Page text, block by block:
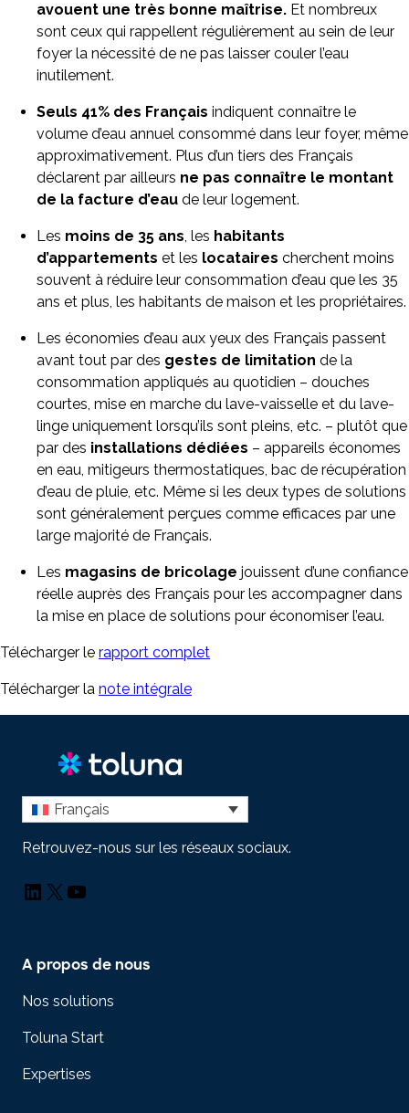
avouent une très bonne maîtrise. Et nombreux
sont ceux qui rappellent régulièrement au sein de leur
foyer la nécessité de ne pas laisser couler l’eau
inutilement.
Seuls 41% des Français indiquent connaître le
volume d’eau annuel consommé dans leur foyer, même
approximativement. Plus d’un tiers des Français
déclarent par ailleurs ne pas connaître le montant
de la facture d’eau de leur logement.
Les moins de 35 ans, les habitants
d’appartements et les locataires cherchent moins
souvent à réduire leur consommation d’eau que les 35
ans et plus, les habitants de maison et les propriétaires.
Les économies d’eau aux yeux des Français passent
avant tout par des gestes de limitation de la
consommation appliqués au quotidien – douches
courtes, mise en marche du lave-vaisselle et du lave-
linge uniquement lorsqu’ils sont pleins, etc. – plutôt que
par des installations dédiées – appareils économes
en eau, mitigeurs thermostatiques, bac de récupération
d’eau de pluie, etc. Même si les deux types de solutions
sont généralement perçues comme efficaces par une
large majorité de Français.
Les magasins de bricolage jouissent d’une confiance
réelle auprès des Français pour les accompagner dans
la mise en place de solutions pour économiser l’eau.
Télécharger le rapport complet
Télécharger la note intégrale
Français
Retrouvez-nous sur les réseaux sociaux.
LinkedIn
X YouTube
A propos de nous
Nos solutions
Toluna Start
Expertises